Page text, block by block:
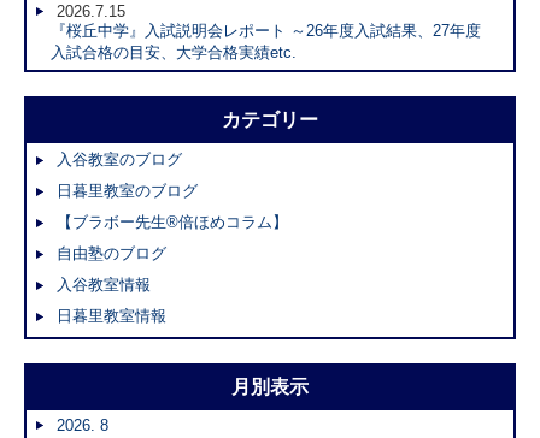
2026.7.15
『桜丘中学』入試説明会レポート ～26年度入試結果、27年度
入試合格の目安、大学合格実績etc.
カテゴリー
入谷教室のブログ
日暮里教室のブログ
【ブラボー先生®倍ほめコラム】
自由塾のブログ
入谷教室情報
日暮里教室情報
月別表示
2026. 8